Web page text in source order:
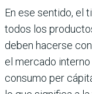
En ese sentido, el
todos los
deben hacerse
el mercado interno
consumo per